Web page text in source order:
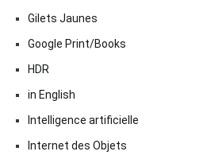
Gilets Jaunes
Google Print/Books
HDR
in English
Intelligence artificielle
Internet des Objets